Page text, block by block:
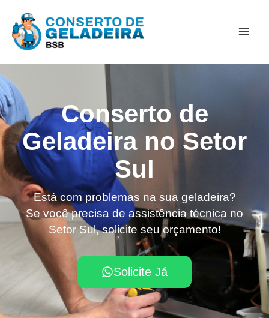
para
Conserto de
Geladeira no Setor
Sul
Está com problemas na sua geladeira?
Se você precisa de assistência técnica no
Setor Sul, solicite seu orçamento!
Solicite Já